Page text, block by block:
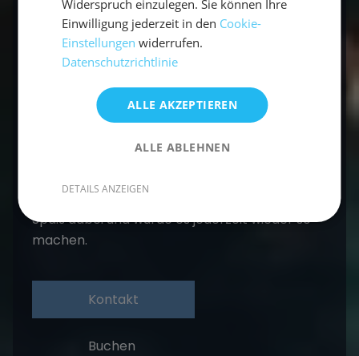
SKS Praxis Prüfung statt. Ich fühlte mich
optimal vorbereitet und bevor es richtig
begann, hatte ich die Prüfung auch schon
bestanden.
Für junge Leute wie mich, die einen SKS Törn
"sailwithus" absolut empfehlen. Segelschein
Leute kennenlernen. Ich hatte jede Menge
Spaß dabei und würde es jederzeit wieder so
machen.
Kontakt
Buchen
Widerspruch einzulegen. Sie können Ihre
Einwilligung jederzeit in den Cookie-
Einstellungen widerrufen.
Datenschutzrichtlinie
ALLE AKZEPTIEREN
ALLE ABLEHNEN
DETAILS ANZEIGEN